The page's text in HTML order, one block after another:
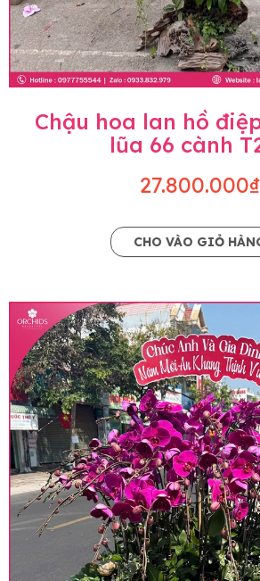
Chậu hoa lan hồ
lũa 66 cành
27.800.000₫
CHO VÀO GIỎ